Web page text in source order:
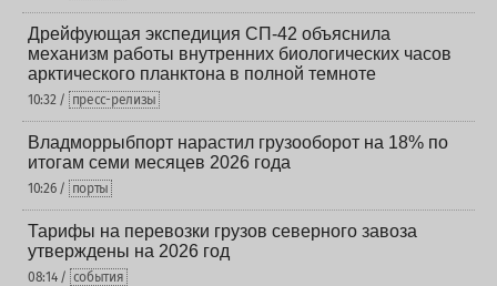
Дрейфующая экспедиция СП-42 объяснила
механизм работы внутренних биологических часов
арктического планктона в полной темноте
10:32 / пресс-релизы
Владморрыбпорт нарастил грузооборот на 18% по
итогам семи месяцев 2026 года
10:26 / порты
Тарифы на перевозки грузов северного завоза
утверждены на 2026 год
08:14 / события